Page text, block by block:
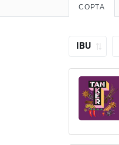
СОРТА
IBU